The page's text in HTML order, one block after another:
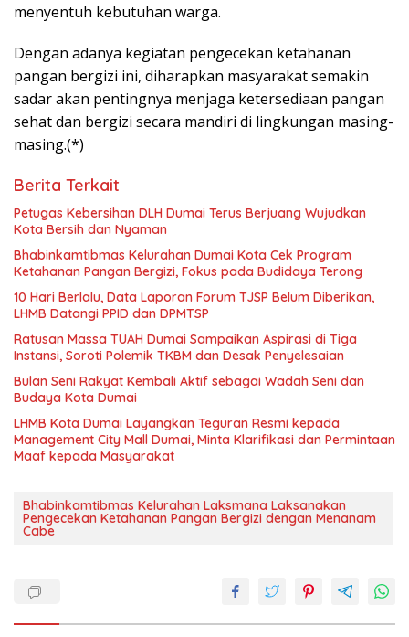
menyentuh kebutuhan warga.
Dengan adanya kegiatan pengecekan ketahanan
pangan bergizi ini, diharapkan masyarakat semakin
sadar akan pentingnya menjaga ketersediaan pangan
sehat dan bergizi secara mandiri di lingkungan masing-
masing.(*)
Berita Terkait
Petugas Kebersihan DLH Dumai Terus Berjuang Wujudkan
Kota Bersih dan Nyaman
Bhabinkamtibmas Kelurahan Dumai Kota Cek Program
Ketahanan Pangan Bergizi, Fokus pada Budidaya Terong
10 Hari Berlalu, Data Laporan Forum TJSP Belum Diberikan,
LHMB Datangi PPID dan DPMTSP
Ratusan Massa TUAH Dumai Sampaikan Aspirasi di Tiga
Instansi, Soroti Polemik TKBM dan Desak Penyelesaian
Bulan Seni Rakyat Kembali Aktif sebagai Wadah Seni dan
Budaya Kota Dumai
LHMB Kota Dumai Layangkan Teguran Resmi kepada
Management City Mall Dumai, Minta Klarifikasi dan Permintaan
Maaf kepada Masyarakat
Bhabinkamtibmas Kelurahan Laksmana Laksanakan
Pengecekan Ketahanan Pangan Bergizi dengan Menanam
Cabe